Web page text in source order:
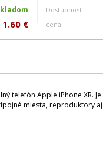
1.60 €
Dostupnosť
cena
telefón Apple iPhone XR.
miesta, reproduktory